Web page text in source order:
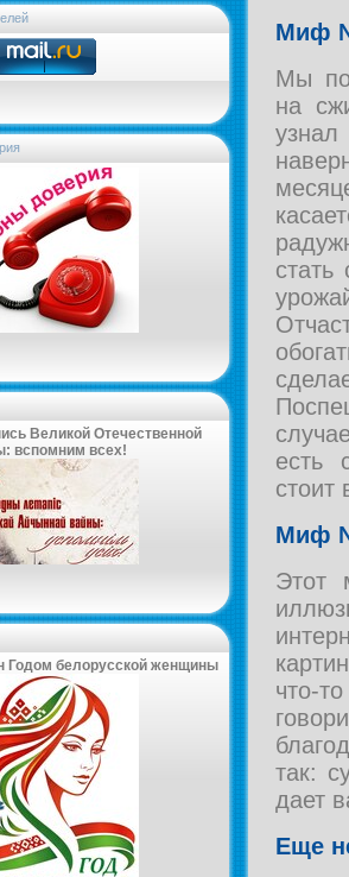
Великой Отечественной
вспомним всех!
Годом белорусской женщины
Миф
Мы
на
есть
стоит
Миф
Этот
что-
так:
дает
Еще